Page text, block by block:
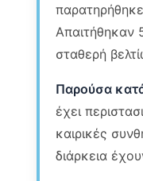
Απαιτήθηκαν
σταθερή
Παρούσα
έχει
καιρικές
διάρκεια